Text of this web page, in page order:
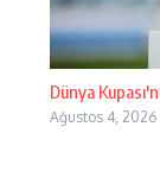
Dünya
Ağustos 4, 2026